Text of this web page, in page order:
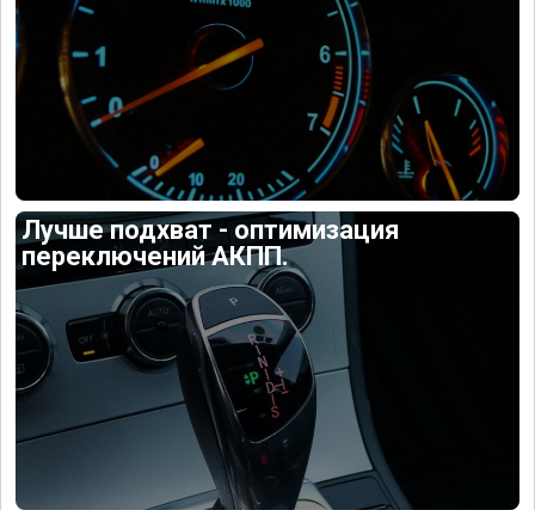
Лучше подхват - оптимизация
переключений АКПП.